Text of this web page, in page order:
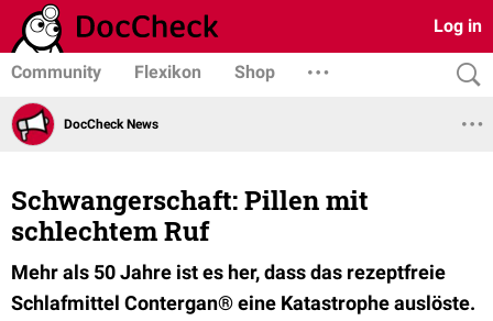
Log in
Community Flexikon Shop
DocCheck News
Schwangerschaft: Pillen mit
schlechtem Ruf
Mehr als 50 Jahre ist es her, dass das rezeptfreie
Schlafmittel Contergan® eine Katastrophe auslöste.